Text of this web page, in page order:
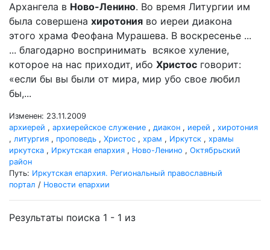
Архангела в Ново-Ленино. Во время Литургии им
была совершена хиротония во иереи диакона
этого храма Феофана Мурашева. В воскресенье ...
... благодарно воспринимать всякое хуление,
которое на нас приходит, ибо Христос говорит:
«если бы вы были от мира, мир убо свое любил
бы,...
Изменен: 23.11.2009
архиерей , архиерейское служение , диакон , иерей , хиротония
, литургия , проповедь , Христос , храм , Иркутск , храмы
иркутска , Иркутская епархия , Ново-Ленино , Октябрьский
район
Путь: Иркутская епархия. Региональный православный
портал / Новости епархии
Результаты поиска 1 - 1 из